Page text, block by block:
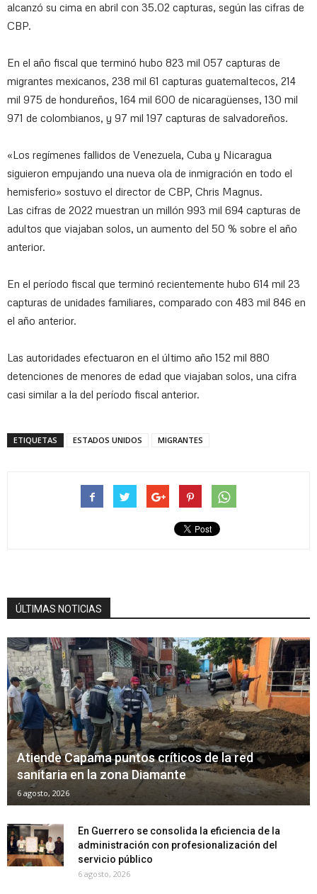
alcanzó su cima en abril con 35.02 capturas, según las cifras de
CBP.
En el año fiscal que terminó hubo 823 mil 057 capturas de
migrantes mexicanos, 238 mil 61 capturas guatemaltecos, 214
mil 975 de hondureños, 164 mil 600 de nicaragüenses, 130 mil
971 de colombianos, y 97 mil 197 capturas de salvadoreños.
«Los regímenes fallidos de Venezuela, Cuba y Nicaragua
siguieron empujando una nueva ola de inmigración en todo el
hemisferio» sostuvo el director de CBP, Chris Magnus.
Las cifras de 2022 muestran un millón 993 mil 694 capturas de
adultos que viajaban solos, un aumento del 50 % sobre el año
anterior.
En el período fiscal que terminó recientemente hubo 614 mil 23
capturas de unidades familiares, comparado con 483 mil 846 en
el año anterior.
Las autoridades efectuaron en el último año 152 mil 880
detenciones de menores de edad que viajaban solos, una cifra
casi similar a la del período fiscal anterior.
ETIQUETAS ESTADOS UNIDOS MIGRANTES
ÚLTIMAS NOTICIAS
Atiende Capama puntos críticos de la red
sanitaria en la zona Diamante
6 agosto, 2026
En Guerrero se consolida la eficiencia de la
administración con profesionalización del
servicio público
6 agosto, 2026